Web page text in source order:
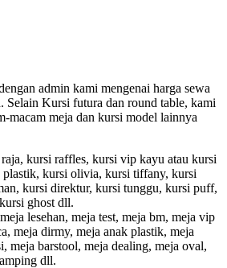
admin kami mengenai harga sewa
Selain Kursi futura dan round table, kami
macam meja dan kursi model lainnya
kursi raffles, kursi vip kayu atau kursi
kursi olivia, kursi tiffany, kursi
kursi direktur, kursi tunggu, kursi puff,
ghost dll.
lesehan, meja test, meja bm, meja vip
meja dirmy, meja anak plastik, meja
meja barstool, meja dealing, meja oval,
dll.